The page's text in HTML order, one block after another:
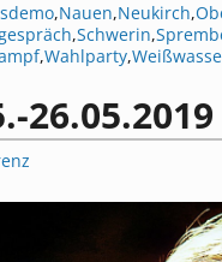
,Nauen,Neukirch,
,Schwerin,
,Wahlparty,
26.05.2019